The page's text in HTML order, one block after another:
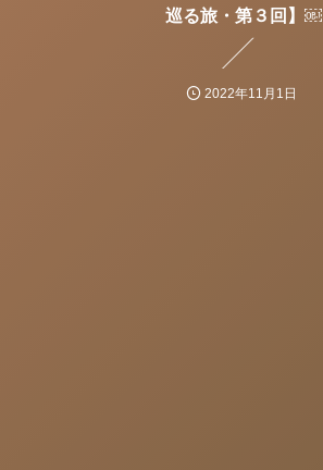
巡る旅・第３回】￼
2022年11月1日